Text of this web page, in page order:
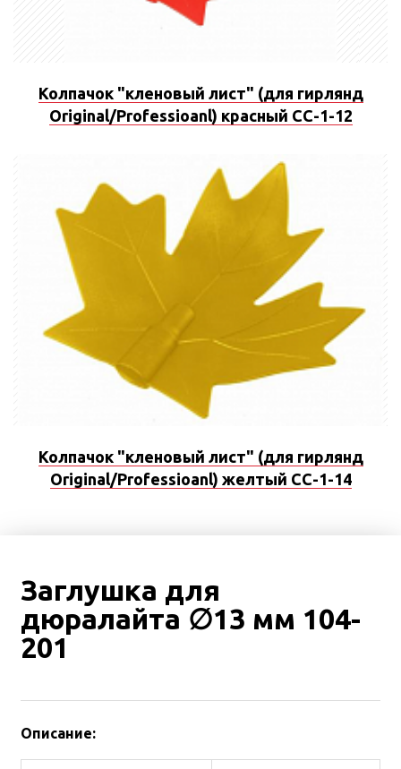
Колпачок "кленовый лист" (для гирлянд
Original/Professioanl) красный CC-1-12
Колпачок "кленовый лист" (для гирлянд
Original/Professioanl) желтый CC-1-14
Заглушка для
дюралайта ∅13 мм 104-
201
Описание: